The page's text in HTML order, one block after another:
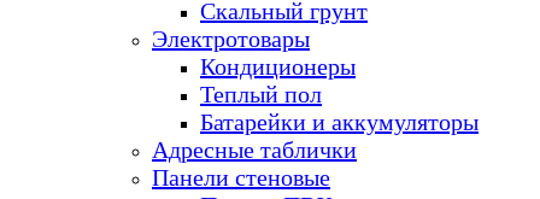
Скальный грунт
Электротовары
Кондиционеры
Теплый пол
Батарейки и аккумуляторы
Адресные таблички
Панели стеновые